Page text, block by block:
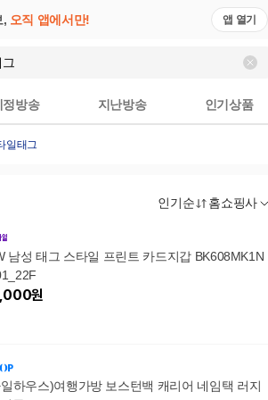
, 오직 앱에서만! 앱 열기
정방송 지난방송 인기상품
일태그
인기순 홈쇼핑사
남성 태그 스타일 프린트 카드지갑 BK608MK1N
원
하우스)여행가방 보스턴백 캐리어 네임택 러지